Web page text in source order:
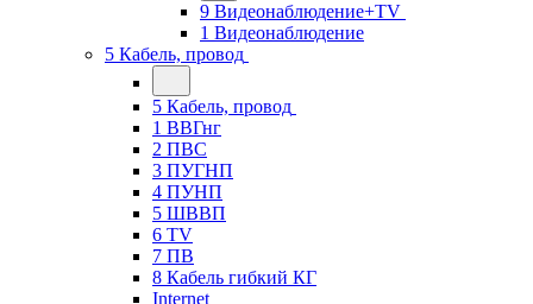
9 Видеонаблюдение+TV
1 Видеонаблюдение
5 Кабель, провод
5 Кабель, провод
1 ВВГнг
2 ПВС
3 ПУГНП
4 ПУНП
5 ШВВП
6 TV
7 ПВ
8 Кабель гибкий КГ
Internet